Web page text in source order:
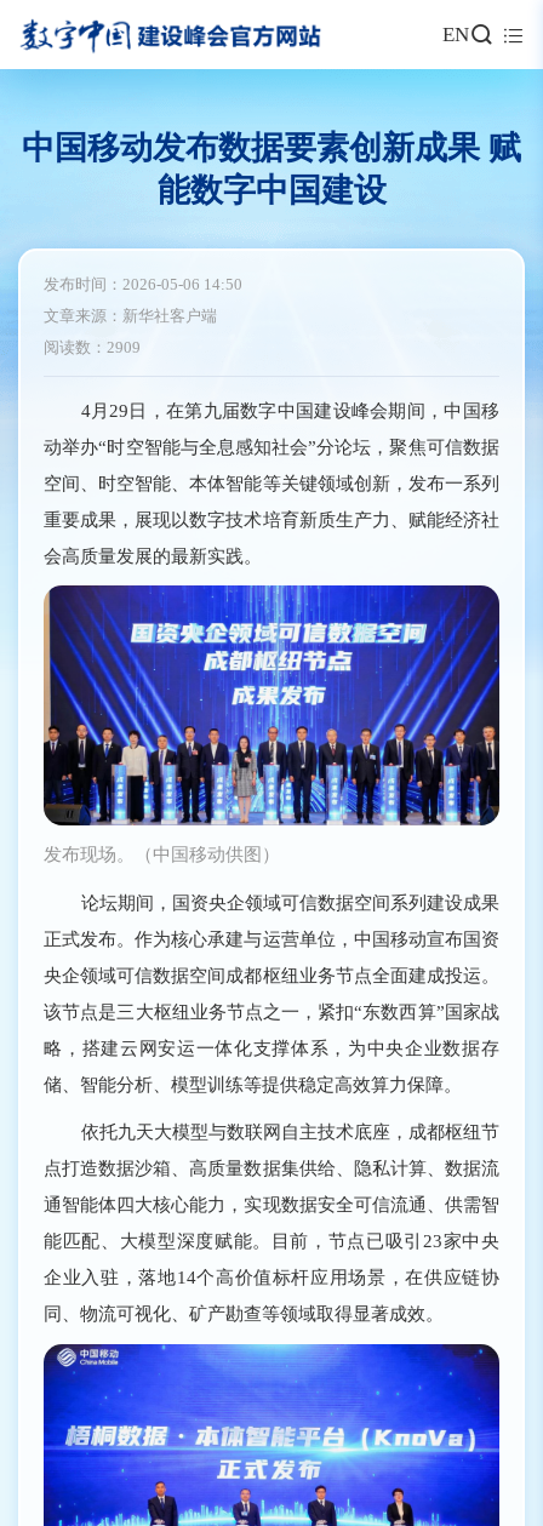
EN
中国移动发布数据要素创新成果 赋
能数字中国建设
发布时间：2026-05-06 14:50
文章来源：新华社客户端
阅读数：2909
4月29日，在第九届数字中国建设峰会期间，中国移
动举办“时空智能与全息感知社会”分论坛，聚焦可信数据
空间、时空智能、本体智能等关键领域创新，发布一系列
重要成果，展现以数字技术培育新质生产力、赋能经济社
会高质量发展的最新实践。
发布现场。（中国移动供图）
论坛期间，国资央企领域可信数据空间系列建设成果
正式发布。作为核心承建与运营单位，中国移动宣布国资
央企领域可信数据空间成都枢纽业务节点全面建成投运。
该节点是三大枢纽业务节点之一，紧扣“东数西算”国家战
略，搭建云网安运一体化支撑体系，为中央企业数据存
储、智能分析、模型训练等提供稳定高效算力保障。
依托九天大模型与数联网自主技术底座，成都枢纽节
点打造数据沙箱、高质量数据集供给、隐私计算、数据流
通智能体四大核心能力，实现数据安全可信流通、供需智
能匹配、大模型深度赋能。目前，节点已吸引23家中央
企业入驻，落地14个高价值标杆应用场景，在供应链协
同、物流可视化、矿产勘查等领域取得显著成效。